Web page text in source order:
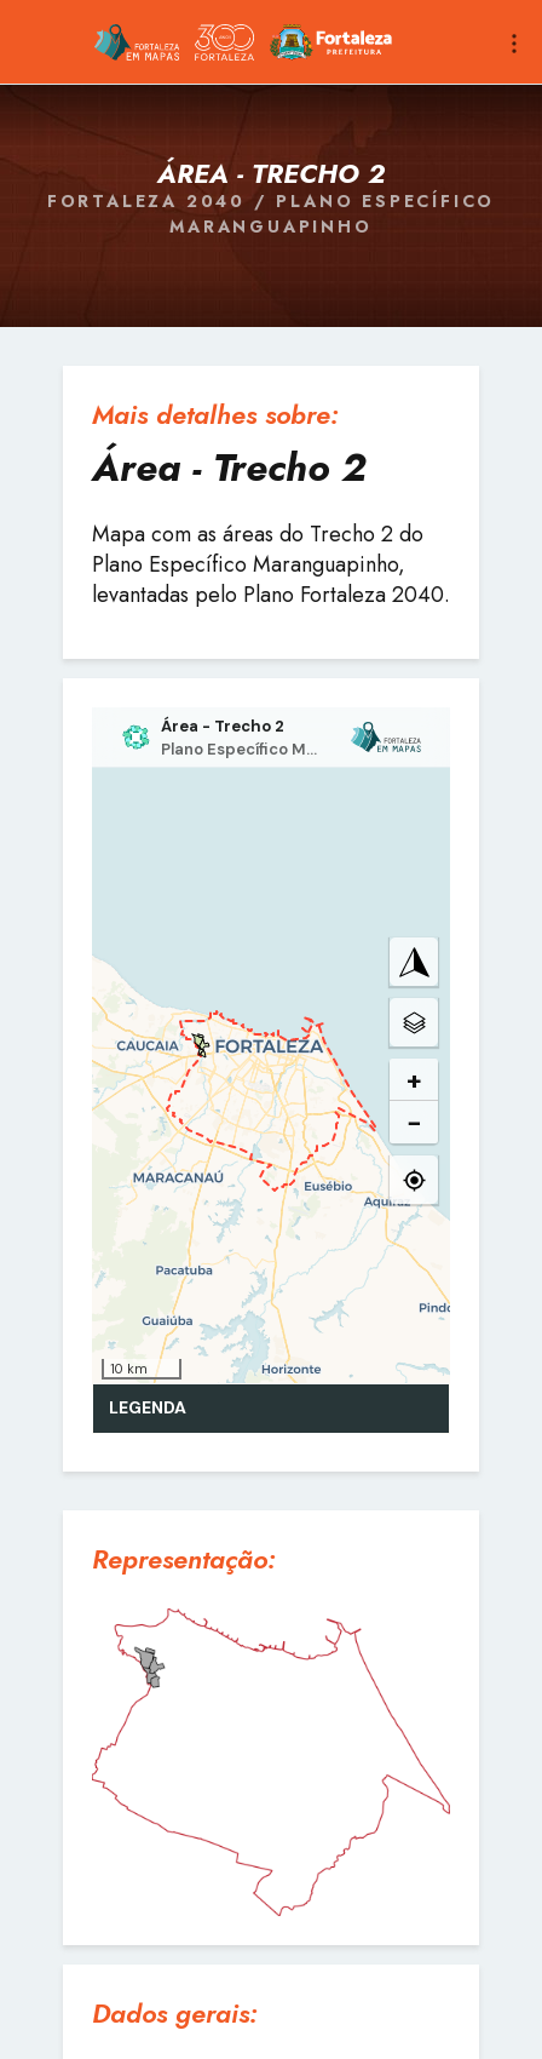
ÁREA - TRECHO 2
FORTALEZA 2040 / PLANO ESPECÍFICO
MARANGUAPINHO
Mais detalhes sobre:
Área - Trecho 2
Mapa com as áreas do Trecho 2 do
Plano Específico Maranguapinho,
levantadas pelo Plano Fortaleza 2040.
Representação:
Dados gerais: